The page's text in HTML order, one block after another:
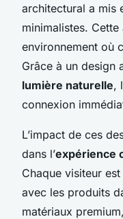
architectural a mis
minimalistes.
environnement où
Grâce à un design
lumière naturelle,
connexion
L’impact de ces
dans l’expérience
Chaque visiteur
avec les produits
matériaux